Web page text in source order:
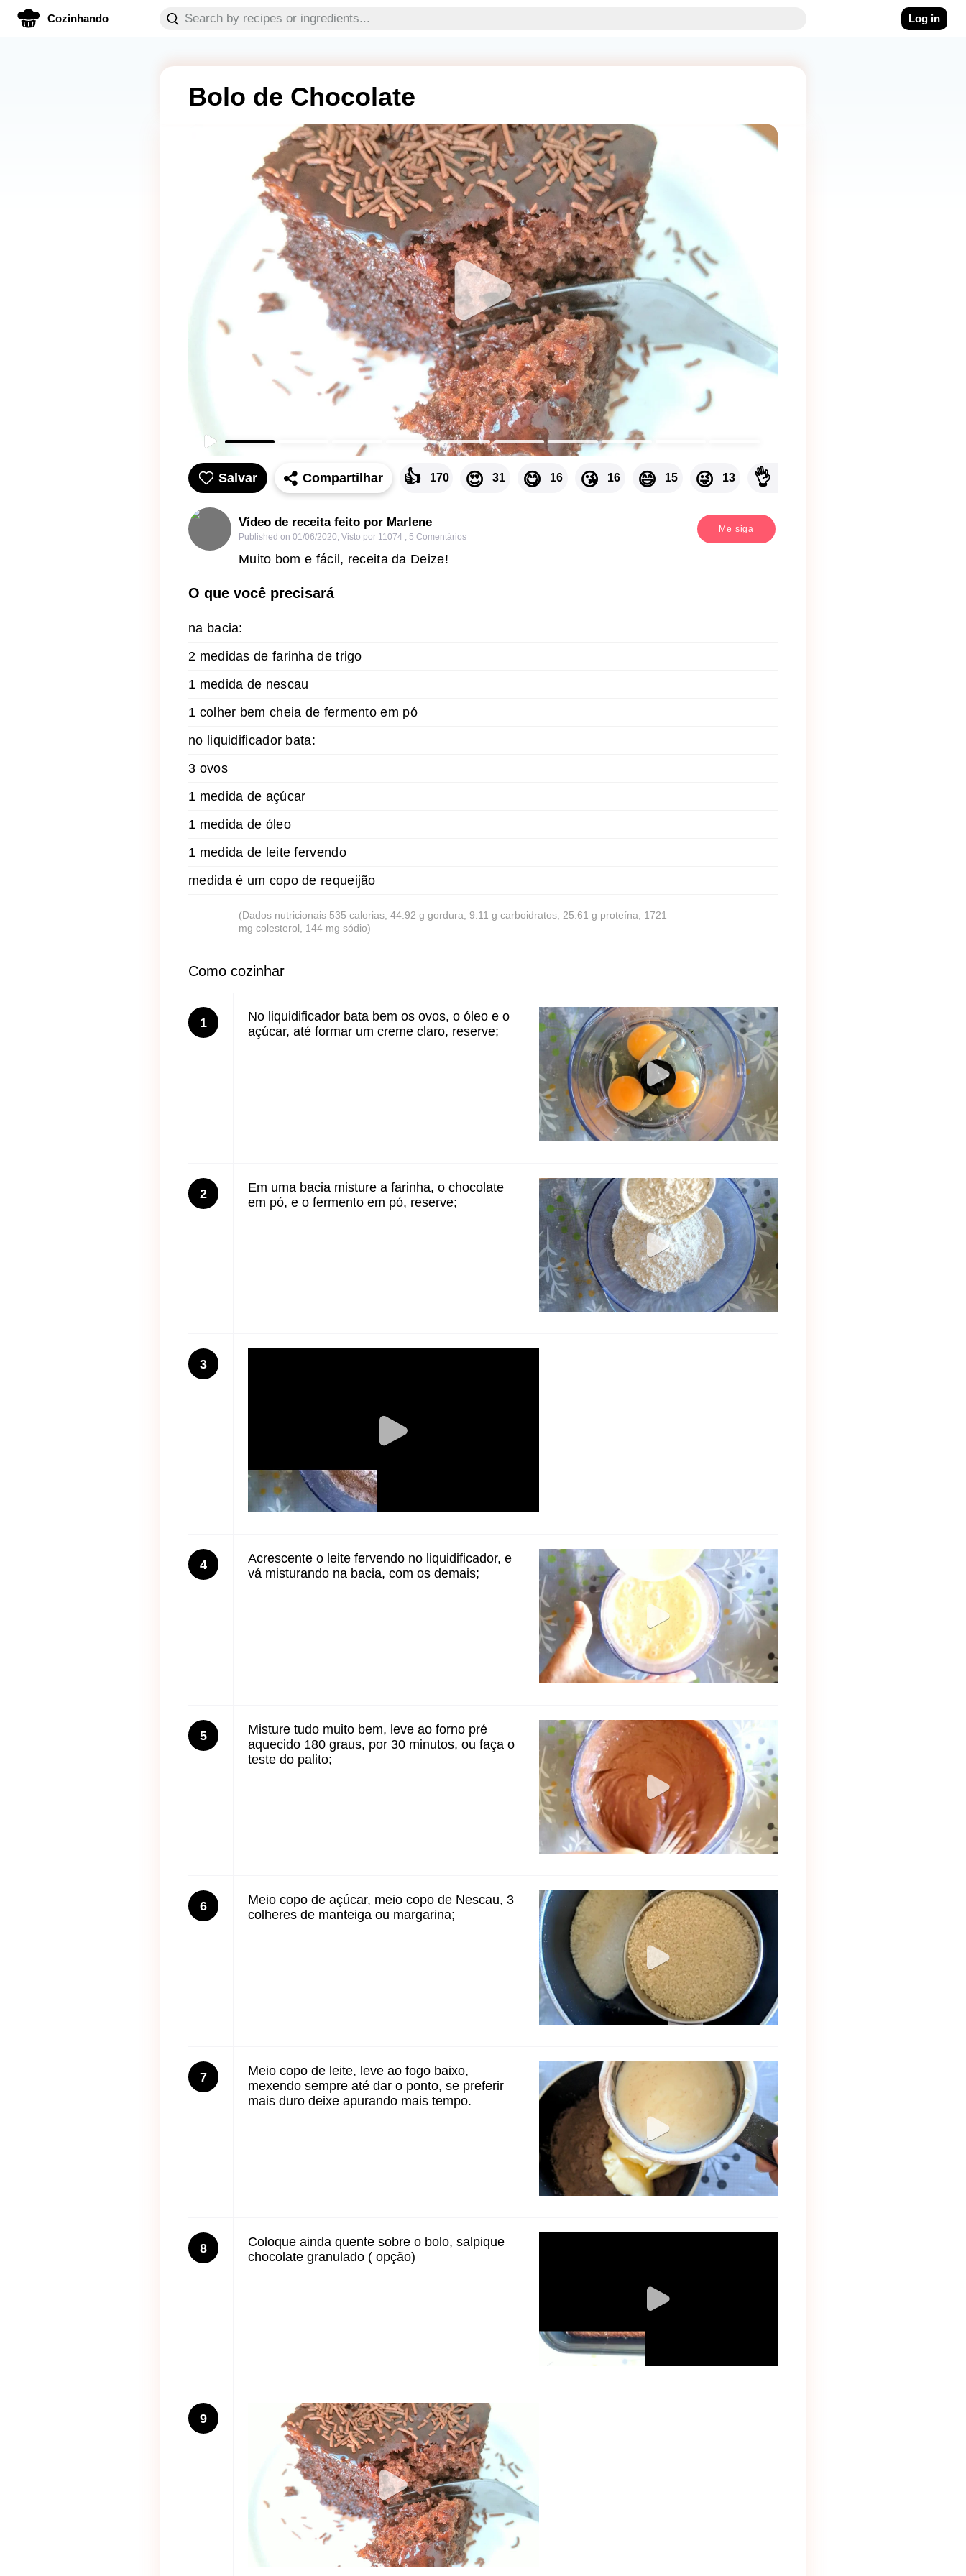
Cozinhando Log in
Bolo de Chocolate
Salvar Compartilhar 👍 170 😍 31 😋 16 😘 16 😄 15 😜 13 👌
Vídeo de receita feito por Marlene
Published on 01/06/2020, Visto por 11074 , 5 Comentários
Me siga
Muito bom e fácil, receita da Deize!
O que você precisará
na bacia:
2 medidas de farinha de trigo
1 medida de nescau
1 colher bem cheia de fermento em pó
no liquidificador bata:
3 ovos
1 medida de açúcar
1 medida de óleo
1 medida de leite fervendo
medida é um copo de requeijão
(Dados nutricionais 535 calorias, 44.92 g gordura, 9.11 g carboidratos, 25.61 g proteína, 1721
mg colesterol, 144 mg sódio)
Como cozinhar
1
No liquidificador bata bem os ovos, o óleo e o
açúcar, até formar um creme claro, reserve;
2
Em uma bacia misture a farinha, o chocolate
em pó, e o fermento em pó, reserve;
3
4
Acrescente o leite fervendo no liquidificador, e
vá misturando na bacia, com os demais;
5
Misture tudo muito bem, leve ao forno pré
aquecido 180 graus, por 30 minutos, ou faça o
teste do palito;
6
Meio copo de açúcar, meio copo de Nescau, 3
colheres de manteiga ou margarina;
7
Meio copo de leite, leve ao fogo baixo,
mexendo sempre até dar o ponto, se preferir
mais duro deixe apurando mais tempo.
8
Coloque ainda quente sobre o bolo, salpique
chocolate granulado ( opção)
9